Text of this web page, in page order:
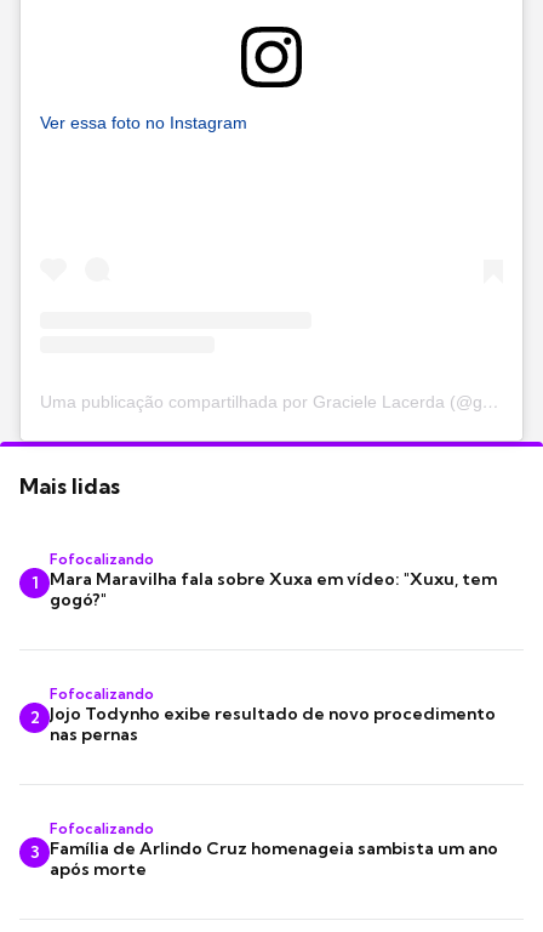
Ver essa foto no Instagram
Uma publicação compartilhada por Graciele Lacerda (@gracielelacerdaoficial)
Mais lidas
1
Fofocalizando
Mara Maravilha fala sobre Xuxa em vídeo: "Xuxu, tem
gogó?"
2
Fofocalizando
Jojo Todynho exibe resultado de novo procedimento
nas pernas
3
Fofocalizando
Família de Arlindo Cruz homenageia sambista um ano
após morte